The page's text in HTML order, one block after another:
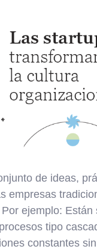
de ideas,
empresas
ejemplo:
tipo
constantes